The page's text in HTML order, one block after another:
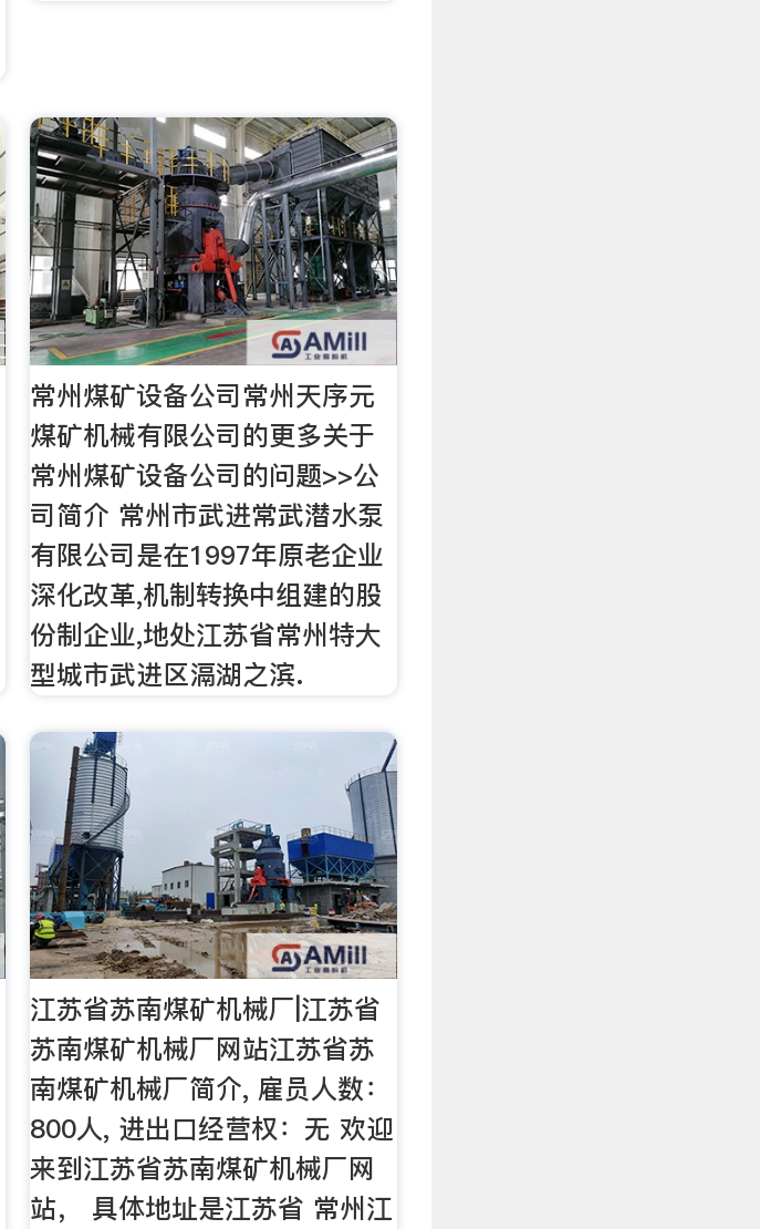
常州煤矿设备公司常州天序元
煤矿机械有限公司的更多关于
常州煤矿设备公司的问题>>公
司简介 常州市武进常武潜水泵
有限公司是在1997年原老企业
深化改革,机制转换中组建的股
份制企业,地处江苏省常州特大
型城市武进区滆湖之滨.
江苏省苏南煤矿机械厂|江苏省
苏南煤矿机械厂网站江苏省苏
南煤矿机械厂简介, 雇员人数：
800人, 进出口经营权：无 欢迎
来到江苏省苏南煤矿机械厂网
站， 具体地址是江苏省 常州江